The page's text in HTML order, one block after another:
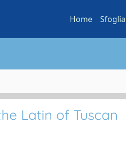
Home Sfoglia
Latin of Tuscan